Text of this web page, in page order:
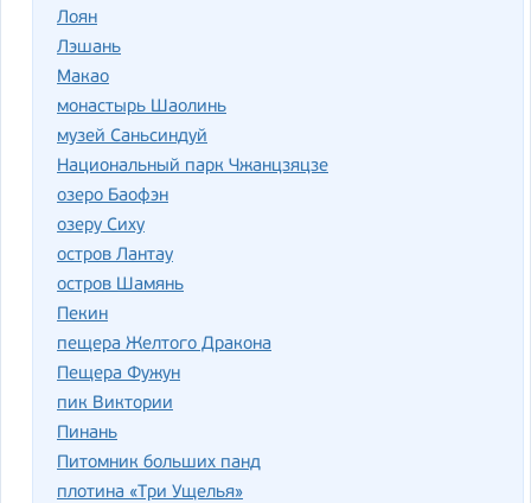
Лоян
Лэшань
Макао
монастырь Шаолинь
музей Саньсиндуй
Национальный парк Чжанцзяцзе
озеро Баофэн
озеру Сиху
остров Лантау
остров Шамянь
Пекин
пещера Желтого Дракона
Пещера Фужун
пик Виктории
Пинань
Питомник больших панд
плотина «Три Ущелья»